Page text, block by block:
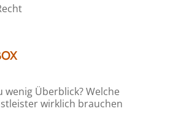
wenig Überblick? Welche
wirklich brauchen